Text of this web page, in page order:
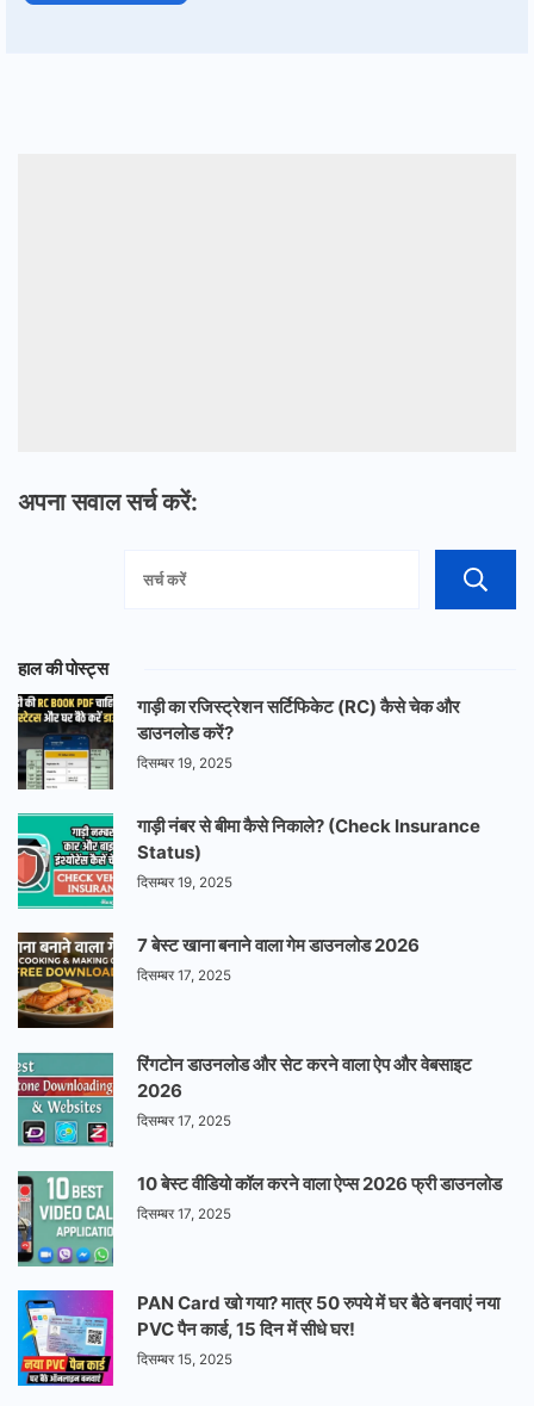
अपना सवाल सर्च करें:
हाल की पोस्ट्स
गाड़ी का रजिस्ट्रेशन सर्टिफिकेट (RC) कैसे चेक और
डाउनलोड करें?
दिसम्बर 19, 2025
गाड़ी नंबर से बीमा कैसे निकाले? (Check Insurance
Status)
दिसम्बर 19, 2025
7 बेस्ट खाना बनाने वाला गेम डाउनलोड 2026
दिसम्बर 17, 2025
रिंगटोन डाउनलोड और सेट करने वाला ऐप और वेबसाइट
2026
दिसम्बर 17, 2025
10 बेस्ट वीडियो कॉल करने वाला ऐप्स 2026 फ्री डाउनलोड
दिसम्बर 17, 2025
PAN Card खो गया? मात्र 50 रुपये में घर बैठे बनवाएं नया
PVC पैन कार्ड, 15 दिन में सीधे घर!
दिसम्बर 15, 2025